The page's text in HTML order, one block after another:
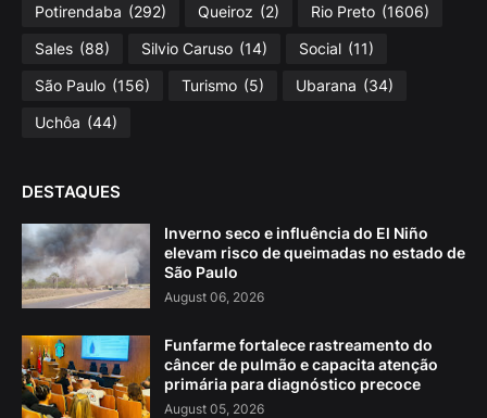
Potirendaba (292) Queiroz (2) Rio Preto (1606)
Sales (88) Silvio Caruso (14) Social (11)
São Paulo (156) Turismo (5) Ubarana (34)
Uchôa (44)
DESTAQUES
Inverno seco e influência do El Niño
elevam risco de queimadas no estado de
São Paulo
August 06, 2026
Funfarme fortalece rastreamento do
câncer de pulmão e capacita atenção
primária para diagnóstico precoce
August 05, 2026